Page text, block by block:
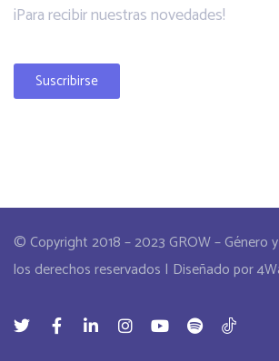
¡Para recibir nuestras novedades!
Suscribirse
© Copyright 2018 – 2023 GROW – Género
los derechos reservados | Diseñado por